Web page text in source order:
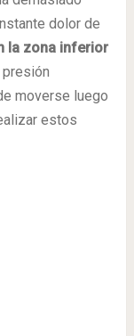
dolor de
la zona inferior
presión
moverse luego
estos